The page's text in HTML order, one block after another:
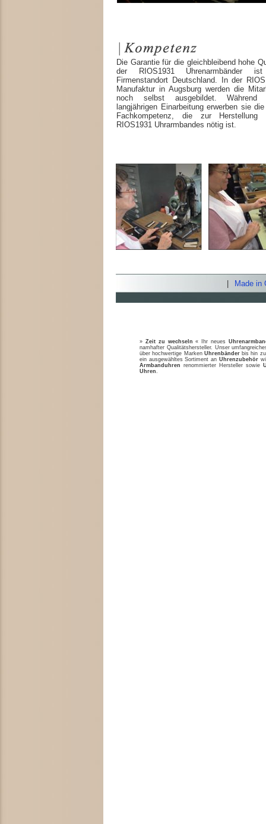
Die Garantie für die gleichbleibend hohe
der RIOS1931 Uhrenarmbänder
Firmenstandort Deutschland. In der
Manufaktur in Augsburg werden die
noch selbst ausgebildet. Während
langjährigen Einarbeitung erwerben sie
Fachkompetenz, die zur Herstellung
RIOS1931 Uhrarmbandes nötig ist.
Made in
» Zeit zu wechseln « Ihr neues
namhafter Qualitätshersteller. Unser
über hochwertige Marken Uhrenbänderbis hin zu
ein ausgewähltes Sortiment an Uhrenzubehör
Armbanduhren renommierter Hersteller sowie
Uhren.